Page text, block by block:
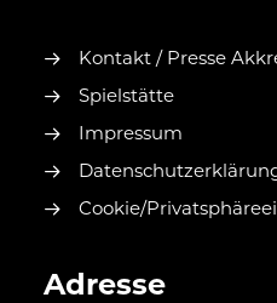
Kontakt / Presse
Spielstätte
Impressum
Cookie/
Adresse